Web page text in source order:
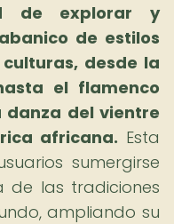
de explorar y
de estilos
desde la
el flamenco
danza del vientre
africana. Esta
sumergirse
de las tradiciones
ampliando su